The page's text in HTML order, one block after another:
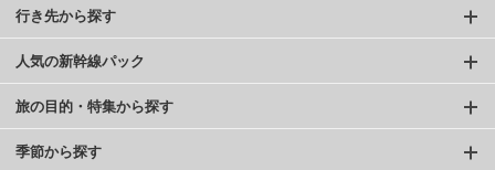
行き先から探す
人気の新幹線パック
旅の目的・特集から探す
季節から探す